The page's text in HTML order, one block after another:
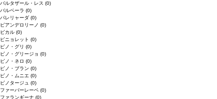
バルタザール・レス (0)
バルベーラ (0)
パレリャーダ (0)
ピアンデロリーノ (0)
ビカル (0)
ピニョレット (0)
ピノ・グリ (0)
ピノ・グリージョ (0)
ピノ・ネロ (0)
ピノ・ブラン (0)
ピノ・ムニエ (0)
ピノタージュ (0)
ファーバーレーベ (0)
ファランギーナ (0)